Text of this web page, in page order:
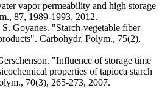
vapor permeability and high storage
87, 1989-1993, 2012.
Goyanes. "Starch-vegetable fiber
Carbohydr. Polym., 75(2),
"Influence of storage time
properties of tapioca starch
70(3), 265-273, 2007.